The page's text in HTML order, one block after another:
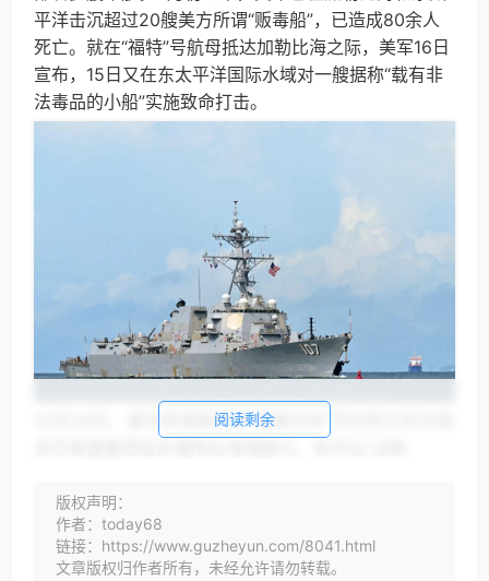
平洋击沉超过20艘美方所谓“贩毒船”，已造成80余人
死亡。就在“福特”号航母抵达加勒比海之际，美军16日
宣布，15日又在东太平洋国际水域对一艘据称“载有非
法毒品的小船”实施致命打击。
10月26日，美军导弹驱逐舰“格雷夫利”号在特立尼达和
布的消息，美国海军陆战队一支部队和特多国防军于11
月16日至21日举行联合训练演习。
特多与委内瑞拉隔帕里亚湾相望，海岸线日说，美国联
阅读剩余
版权声明：
作者：today68
链接：https://www.guzheyun.com/8041.html
文章版权归作者所有，未经允许请勿转载。